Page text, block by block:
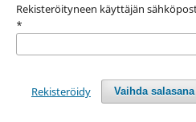
Rekisteröityneen käyttäjän
*
Vaihda salasana
Rekisteröidy